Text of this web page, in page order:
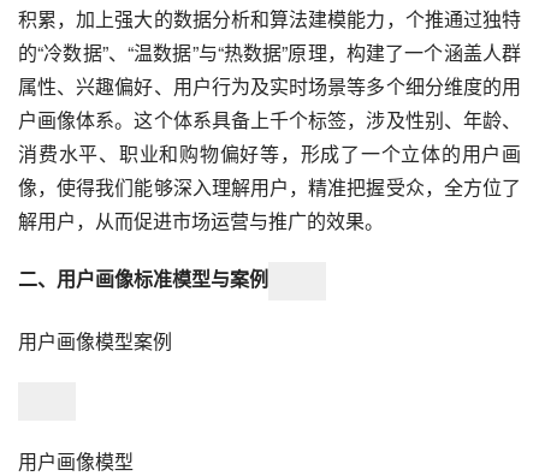
积累，加上强大的数据分析和算法建模能力，个推通过独特
的“冷数据”、“温数据”与“热数据”原理，构建了一个涵盖人群
属性、兴趣偏好、用户行为及实时场景等多个细分维度的用
户画像体系。这个体系具备上千个标签，涉及性别、年龄、
消费水平、职业和购物偏好等，形成了一个立体的用户画
像，使得我们能够深入理解用户，精准把握受众，全方位了
解用户，从而促进市场运营与推广的效果。
二、用户画像标准模型与案例
用户画像模型案例
用户画像模型